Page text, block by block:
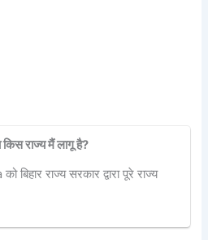
राज्य मैं लागू है?
राज्य सरकार द्वारा पूरे राज्य